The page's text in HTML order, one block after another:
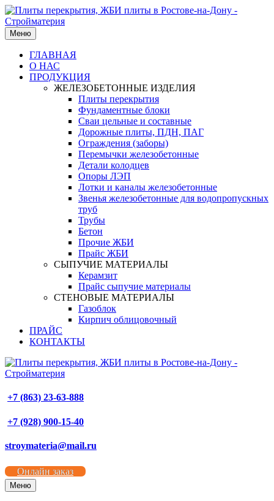
Меню
ГЛАВНАЯ
О НАС
ПРОДУКЦИЯ
ЖЕЛЕЗОБЕТОННЫЕ ИЗДЕЛИЯ
Плиты перекрытия
Фундаментные блоки
Сваи цельные и составные
Дорожные плиты, ПДН, ПАГ
Ограждения (заборы)
Перемычки железобетонные
Детали колодцев
Опоры ЛЭП
Лотки и каналы железобетонные
Звенья железобетонные для водопропускных
труб
Трубы
Бетон
Прочие ЖБИ
Прайс ЖБИ
СЫПУЧИЕ МАТЕРИАЛЫ
Керамзит
Прайс сыпучие материалы
СТЕНОВЫЕ МАТЕРИАЛЫ
Газоблок
Кирпич облицовочный
ПРАЙС
КОНТАКТЫ
+7 (863) 23-63-888
+7 (928) 900-15-40
stroymateria@mail.ru
Онлайн заказ
Меню